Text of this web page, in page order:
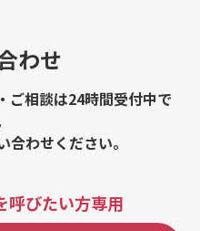
わせ
ご相談は24時間受付中で
合わせください。
呼びたい方専用